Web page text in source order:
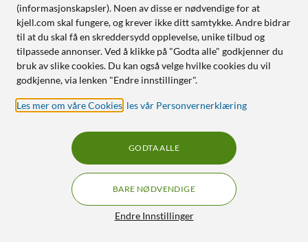
SPAR 209 KR
Powerbank 165 W 25000
mAh med kabler
(50)
23 33% RABATT
Linocell Premium Kevlar
USB-C 3.2-kabel - Svart 2
m
4.5
9
(informasjonskapsler). Noen av disse er nødvendige for at
kjell.com skal fungere, og krever ikke ditt samtykke. Andre bidrar
til at du skal få en skreddersydd opplevelse, unike tilbud og
tilpassede annonser. Ved å klikke på "Godta alle" godkjenner du
bruk av slike cookies. Du kan også velge hvilke cookies du vil
godkjenne, via lenken "Endre innstillinger".
Les mer om våre Cookies les vår Personvernerklæring
Endre Innstillinger
BARE NØDVENDIGE
GODTA ALLE